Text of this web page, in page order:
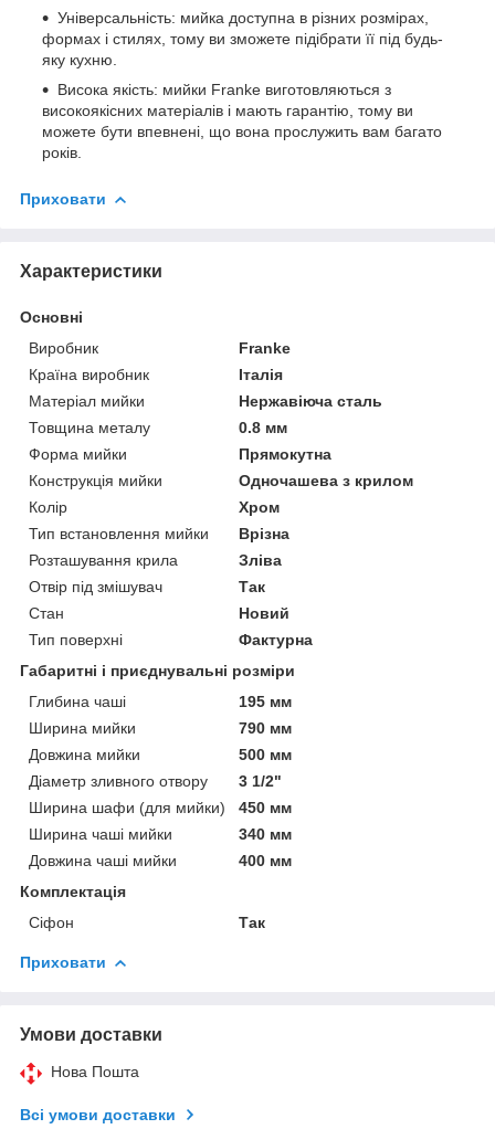
Універсальність: мийка доступна в різних розмірах,
формах і стилях, тому ви зможете підібрати її під будь-
яку кухню.
Висока якість: мийки Franke виготовляються з
високоякісних матеріалів і мають гарантію, тому ви
можете бути впевнені, що вона прослужить вам багато
років.
Приховати
Характеристики
Основні
Виробник
Franke
Країна виробник
Італія
Матеріал мийки
Нержавіюча сталь
Товщина металу
0.8 мм
Форма мийки
Прямокутна
Конструкція мийки
Одночашева з крилом
Колір
Хром
Тип встановлення мийки
Врізна
Розташування крила
Зліва
Отвір під змішувач
Так
Стан
Новий
Тип поверхні
Фактурна
Габаритні і приєднувальні розміри
Глибина чаші
195 мм
Ширина мийки
790 мм
Довжина мийки
500 мм
Діаметр зливного отвору
3 1/2"
Ширина шафи (для мийки)
450 мм
Ширина чаші мийки
340 мм
Довжина чаші мийки
400 мм
Комплектація
Сіфон
Так
Приховати
Умови доставки
Нова Пошта
Всі умови доставки